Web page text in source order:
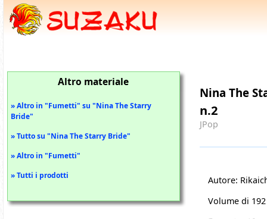
Nina The
n.2
JPop
Autore:
Volume di
Altro materiale
» Altro in "Fumetti" su "Nina The Starry
Bride"
» Tutto su "Nina The Starry Bride"
» Altro in "Fumetti"
» Tutti i prodotti